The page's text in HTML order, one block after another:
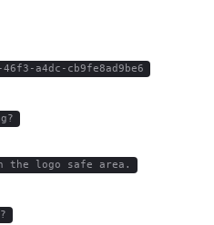
46f3-a4dc-cb9fe8ad9be6
the logo safe area.